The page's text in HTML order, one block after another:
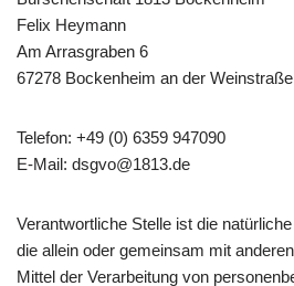
Felix Heymann
Am Arrasgraben 6
67278 Bockenheim an der Weinstraße
Telefon: +49 (0) 6359 947090
E-Mail: dsgvo@1813.de
Verantwortliche Stelle ist die
die allein oder gemeinsam mit
Mittel der Verarbeitung von